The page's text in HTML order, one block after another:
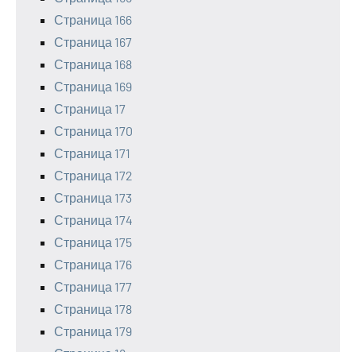
Страница 166
Страница 167
Страница 168
Страница 169
Страница 17
Страница 170
Страница 171
Страница 172
Страница 173
Страница 174
Страница 175
Страница 176
Страница 177
Страница 178
Страница 179